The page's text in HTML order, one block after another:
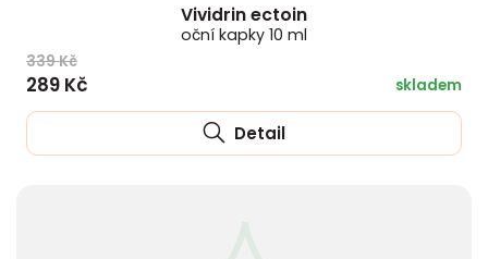
Vividrin ectoin
oční kapky 10 ml
339 Kč
289 Kč skladem
Detail